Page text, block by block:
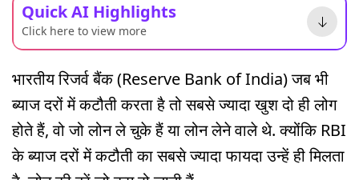
Quick AI Highlights
Click here to view more
भारतीय रिजर्व बैंक (Reserve Bank of India) जब भी
ब्याज दरों में कटौती करता है तो सबसे ज्यादा खुश दो ही लोग
होते हैं, वो जो लोन ले चुके हैं या लोन लेने वाले थे. क्योंकि RBI
के ब्याज दरों में कटौती का सबसे ज्यादा फायदा उन्हें ही मिलता